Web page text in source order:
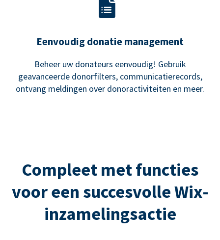
Eenvoudig donatie management
Beheer uw donateurs eenvoudig! Gebruik
geavanceerde donorfilters, communicatierecords,
ontvang meldingen over donoractiviteiten en meer.
Compleet met functies
voor een succesvolle Wix-
inzamelingsactie